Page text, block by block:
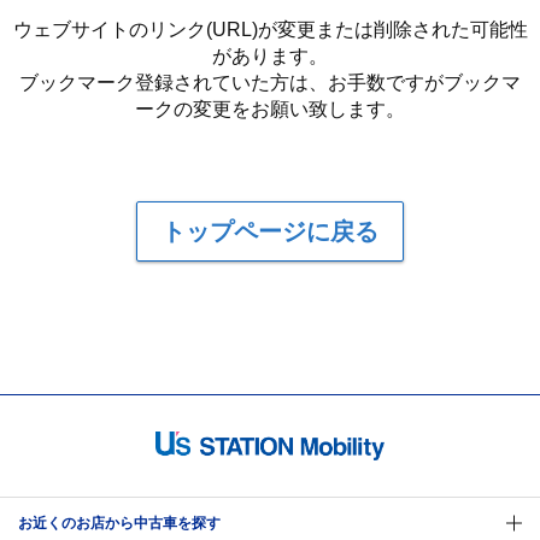
ウェブサイトのリンク(URL)が変更または削除された可能性
があります。
ブックマーク登録されていた方は、お手数ですがブックマ
ークの変更をお願い致します。
トップページに戻る
お近くのお店から中古車を探す